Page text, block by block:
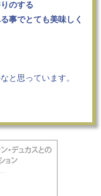
のする
事でとても美味しく
と思っています。